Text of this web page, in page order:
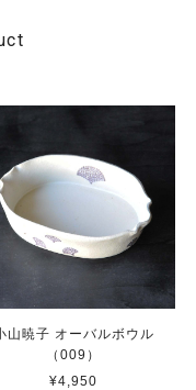
山暁子 オーバルボウル
（009）
¥4,950